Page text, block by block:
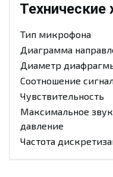
Технические
Тип микрофона
Диаграмма
Диаметр
Соотношение
Чувствительность
Максимальное
давление
Частота